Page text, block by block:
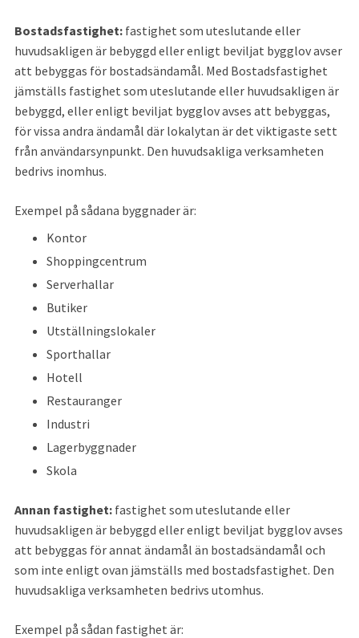
Bostadsfastighet: fastighet som uteslutande eller
huvudsakligen är bebyggd eller enligt beviljat bygglov avser
att bebyggas för bostadsändamål. Med Bostadsfastighet
jämställs fastighet som uteslutande eller huvudsakligen är
bebyggd, eller enligt beviljat bygglov avses att bebyggas,
för vissa andra ändamål där lokalytan är det viktigaste sett
från användarsynpunkt. Den huvudsakliga verksamheten
bedrivs inomhus.
Exempel på sådana byggnader är:
Kontor
Shoppingcentrum
Serverhallar
Butiker
Utställningslokaler
Sporthallar
Hotell
Restauranger
Industri
Lagerbyggnader
Skola
Annan fastighet: fastighet som uteslutande eller
huvudsakligen är bebyggd eller enligt beviljat bygglov avses
att bebyggas för annat ändamål än bostadsändamål och
som inte enligt ovan jämställs med bostadsfastighet. Den
huvudsakliga verksamheten bedrivs utomhus.
Exempel på sådan fastighet är: